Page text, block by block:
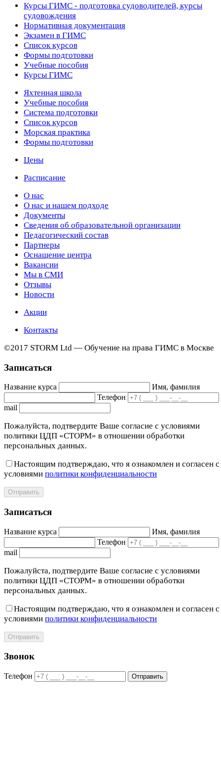
Курсы ГИМС - подготовка судоводителей, курсы
судовождения
Нормативная документация
Экзамен в ГИМС
Список курсов
Формы подготовки
Учебные пособия
Курсы ГИМС
Яхтенная школа
Учебные пособия
Cистема подготовки
Список курсов
Морская практика
Формы подготовки
Цены
Расписание
О нас
О нас и нашем подходе
Документы
Сведения об образовательной организации
Педагогический состав
Партнеры
Оснащение центра
Вакансии
Мы в СМИ
Отзывы
Новости
Акции
Контакты
©2017 STORM Ltd — Обучение на права ГИМС в Москве
Записаться
Название курса
Имя, фамилия
Телефон
mail
Пожалуйста, подтвердите Ваше согласие с условиями
политики ЦДП «СТОРМ» в отношении обработки
персональных данных.
Настоящим подтверждаю, что я ознакомлен и согласен с
условиями политики конфиденциальности
Отправить
Записаться
Название курса
Имя, фамилия
Телефон
mail
Пожалуйста, подтвердите Ваше согласие с условиями
политики ЦДП «СТОРМ» в отношении обработки
персональных данных.
Настоящим подтверждаю, что я ознакомлен и согласен с
условиями политики конфиденциальности
Отправить
Звонок
Телефон Отправить